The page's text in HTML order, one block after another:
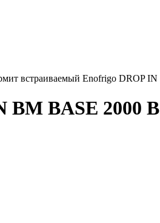
встраиваемый Enofrigo DROP
BASE 2000